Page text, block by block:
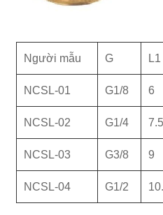
Người mẫu G L1
NCSL-01 G1/8 6
NCSL-02 G1/4 7.5
NCSL-03 G3/8 9
NCSL-04 G1/2